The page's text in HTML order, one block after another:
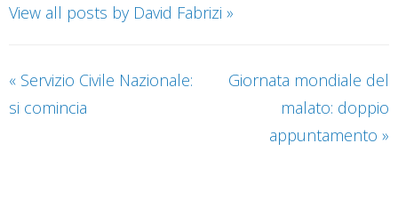
View all posts by David Fabrizi »
« Servizio Civile Nazionale:
si comincia
Giornata mondiale del
malato: doppio
appuntamento »